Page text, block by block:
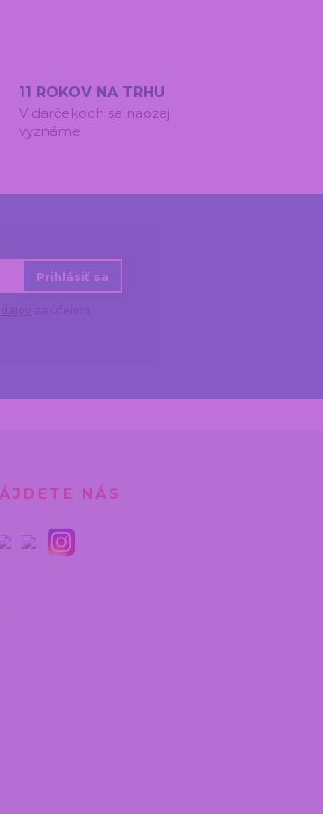
11 ROKOV NA TRHU
V darčekoch sa naozaj
vyznáme
Prihlásiť sa
NÁS